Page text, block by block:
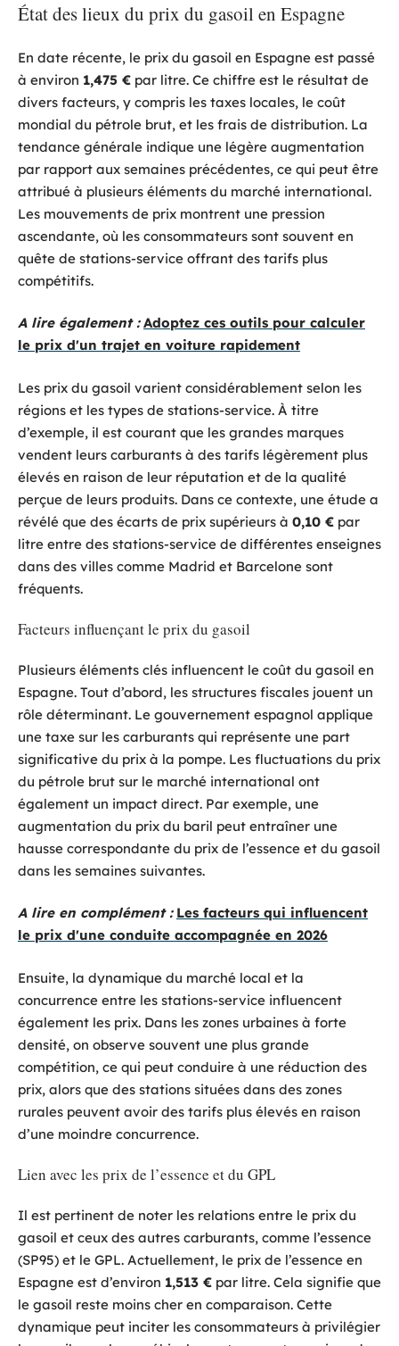
État des lieux du prix du gasoil en Espagne
En date récente, le prix du gasoil en Espagne est passé
à environ 1,475 € par litre. Ce chiffre est le résultat de
divers facteurs, y compris les taxes locales, le coût
mondial du pétrole brut, et les frais de distribution. La
tendance générale indique une légère augmentation
par rapport aux semaines précédentes, ce qui peut être
attribué à plusieurs éléments du marché international.
Les mouvements de prix montrent une pression
ascendante, où les consommateurs sont souvent en
quête de stations-service offrant des tarifs plus
compétitifs.
A lire également : Adoptez ces outils pour calculer
le prix d'un trajet en voiture rapidement
Les prix du gasoil varient considérablement selon les
régions et les types de stations-service. À titre
d’exemple, il est courant que les grandes marques
vendent leurs carburants à des tarifs légèrement plus
élevés en raison de leur réputation et de la qualité
perçue de leurs produits. Dans ce contexte, une étude a
révélé que des écarts de prix supérieurs à 0,10 € par
litre entre des stations-service de différentes enseignes
dans des villes comme Madrid et Barcelone sont
fréquents.
Facteurs influençant le prix du gasoil
Plusieurs éléments clés influencent le coût du gasoil en
Espagne. Tout d’abord, les structures fiscales jouent un
rôle déterminant. Le gouvernement espagnol applique
une taxe sur les carburants qui représente une part
significative du prix à la pompe. Les fluctuations du prix
du pétrole brut sur le marché international ont
également un impact direct. Par exemple, une
augmentation du prix du baril peut entraîner une
hausse correspondante du prix de l’essence et du gasoil
dans les semaines suivantes.
A lire en complément : Les facteurs qui influencent
le prix d'une conduite accompagnée en 2026
Ensuite, la dynamique du marché local et la
concurrence entre les stations-service influencent
également les prix. Dans les zones urbaines à forte
densité, on observe souvent une plus grande
compétition, ce qui peut conduire à une réduction des
prix, alors que des stations situées dans des zones
rurales peuvent avoir des tarifs plus élevés en raison
d’une moindre concurrence.
Lien avec les prix de l’essence et du GPL
Il est pertinent de noter les relations entre le prix du
gasoil et ceux des autres carburants, comme l’essence
(SP95) et le GPL. Actuellement, le prix de l’essence en
Espagne est d’environ 1,513 € par litre. Cela signifie que
le gasoil reste moins cher en comparaison. Cette
dynamique peut inciter les consommateurs à privilégier